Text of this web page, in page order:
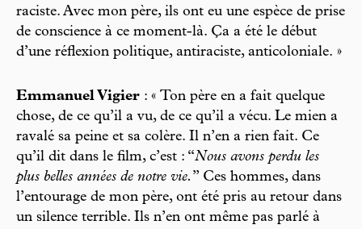
raciste. Avec mon père, ils ont eu une espèce de prise
de conscience à ce moment-là. Ça a été le début
d’une réflexion politique, antiraciste, anticoloniale. »
Emmanuel Vigier : « Ton père en a fait quelque
chose, de ce qu’il a vu, de ce qu’il a vécu. Le mien a
ravalé sa peine et sa colère. Il n’en a rien fait. Ce
qu’il dit dans le film, c’est : “Nous avons perdu les
plus belles années de notre vie. ” Ces hommes, dans
l’entourage de mon père, ont été pris au retour dans
un silence terrible. Ils n’en ont même pas parlé à